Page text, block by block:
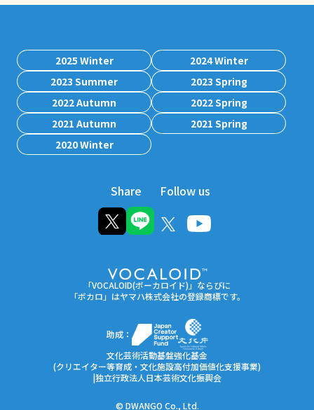
2025 Winter
2024 Winter
2023 Summer
2023 Spring
2022 Autumn
2022 Spring
2021 Autumn
2021 Spring
2020 Winter
Share Follow us
「VOCALOID(ボーカロイド)」ならびに
「ボカロ」はヤマハ株式会社の登録商標です。
助成：
文化芸術活動基盤強化基金
(クリエイター等育成・文化施設高付加価値化支援事業)
|独立行政法人日本芸術文化振興会
© DWANGO Co., Ltd.